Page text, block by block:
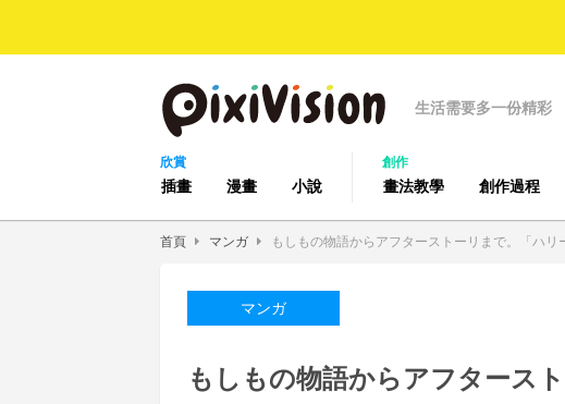
生活需要多一份精彩
欣賞
插畫 漫畫 小說
創作
畫法教學 創作過程
首頁 マンガ もしもの物語からアフターストーリまで。「ハ
マンガ
もしもの物語からアフタース